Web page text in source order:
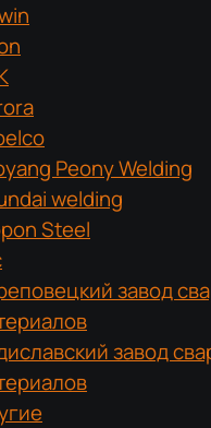
Peony Welding
welding
Steel
завод
завод